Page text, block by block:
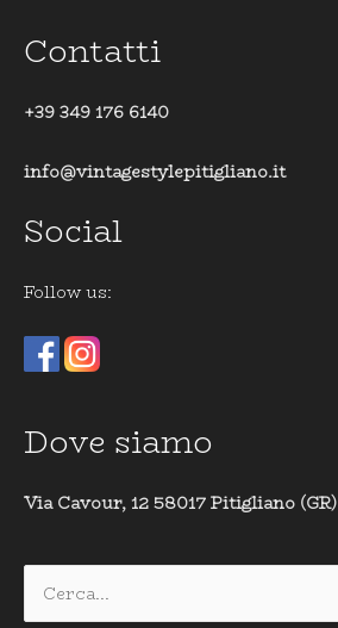
Contatti
+39 349 176 6140
info@vintagestylepitigliano.it
Social
Follow us:
Dove siamo
Via Cavour, 12 58017 Pitigliano (GR)
Cerca: